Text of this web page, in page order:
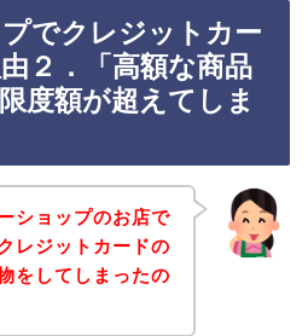
でクレジットカー
２．「高額な商品
度額が超えてしま
ショップのお店で
レジットカードの
をしてしまったの